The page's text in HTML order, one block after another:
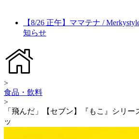
【8/26 正午】ママテナ /
知らせ
>
食品・飲料
>
「飛んだ」【セブン】『もこ』シリー
ッ